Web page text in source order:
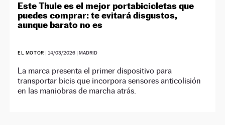
Este Thule es el mejor portabicicletas que
puedes comprar: te evitará disgustos,
aunque barato no es
EL MOTOR | 14/03/2026 | MADRID
La marca presenta el primer dispositivo para
transportar bicis que incorpora sensores anticolisión
en las maniobras de marcha atrás.